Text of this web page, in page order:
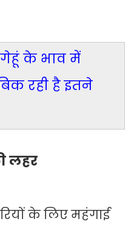
गेहूं के भाव में
रही है इतने
लहर
के लिए महंगाई